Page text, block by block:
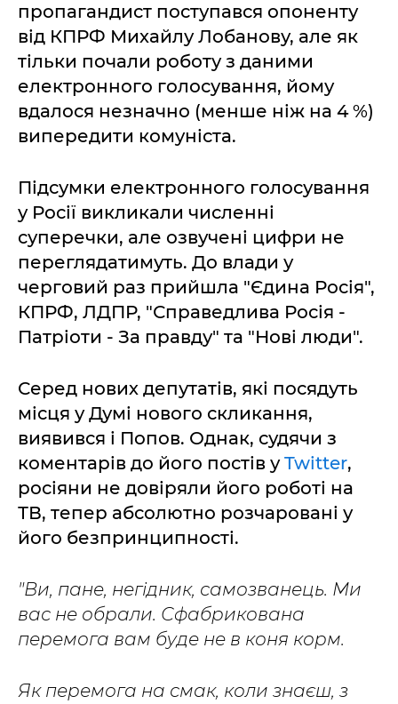
пропагандист поступався опоненту
від КПРФ Михайлу Лобанову, але як
тільки почали роботу з даними
електронного голосування, йому
вдалося незначно (менше ніж на 4 %)
випередити комуніста.
Підсумки електронного голосування
у Росії викликали численні
суперечки, але озвучені цифри не
переглядатимуть. До влади у
черговий раз прийшла "Єдина Росія",
КПРФ, ЛДПР, "Справедлива Росія -
Патріоти - За правду" та "Нові люди".
Серед нових депутатів, які посядуть
місця у Думі нового скликання,
виявився і Попов. Однак, судячи з
коментарів до його постів уTwitter,
росіяни не довіряли його роботі на
ТВ, тепер абсолютно розчаровані у
його безпринципності.
"Ви, пане, негідник, самозванець. Ми
вас не обрали. Сфабрикована
перемога вам буде не в коня корм.
Як перемога на смак, коли знаєш, з